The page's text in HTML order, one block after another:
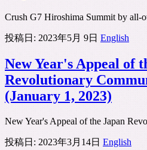
Crush G7 Hiroshima Summit by all-
投稿日: 2023年5月 9日 English
New Year's Appeal of
Revolutionary
(January 1, 2023)
New Year's Appeal of the Japan
投稿日: 2023年3月14日 English